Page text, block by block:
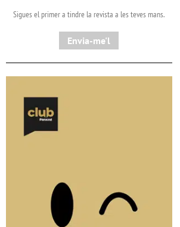
Sigues el primer a tindre la revista a les teves mans.
Envia-me'l